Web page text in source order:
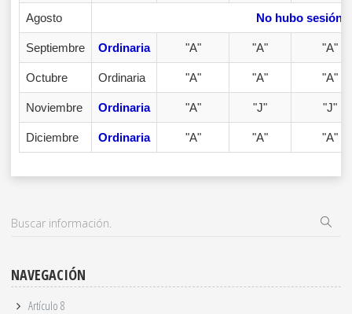
Agosto No hubo sesión
Septiembre Ordinaria "A" "A" "A"
Octubre Ordinaria "A" "A" "A"
Noviembre Ordinaria "A" "J" "J"
Diciembre Ordinaria "A" "A" "A"
NAVEGACIÓN
Artículo 8